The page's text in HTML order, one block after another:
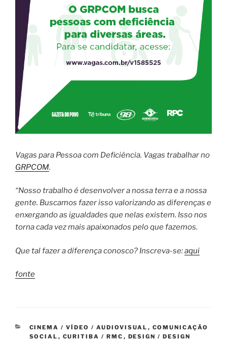
Vagas para Pessoa com Deficiência. Vagas trabalhar no
GRPCOM.
“Nosso trabalho é desenvolver a nossa terra e a nossa
gente. Buscamos fazer isso valorizando as diferenças e
enxergando as igualdades que nelas existem. Isso nos
torna cada vez mais apaixonados pelo que fazemos.
Que tal fazer a diferença conosco? Inscreva-se:aqui
fonte
CATEGORIAS
CINEMA / VÍDEO / AUDIOVISUAL , COMUNICAÇÃO
SOCIAL , CURITIBA / RMC , DESIGN / DESIGN